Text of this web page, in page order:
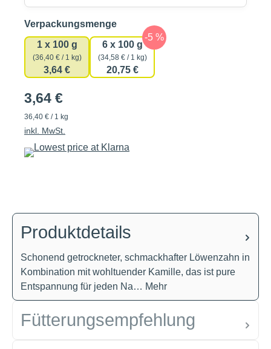
Verpackungsmengeauswählen
1 x 100 g
(36,40 € / 1 kg)
3,64 €
6 x 100 g
(34,58 € / 1 kg)
20,75 €
3,64 €
36,40 € / 1 kg
inkl. MwSt.
Produktdetails
Schonend getrockneter, schmackhafter Löwenzahn in
Kombination mit wohltuender Kamille, das ist pure
Entspannung für jeden Na… Mehr
Fütterungsempfehlung